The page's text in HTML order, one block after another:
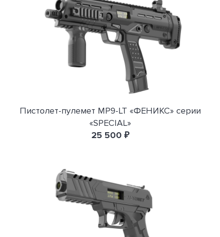
Пистолет-пулемет MP9-LT «ФЕНИКС» серии
«SPECIAL»
25 500 ₽